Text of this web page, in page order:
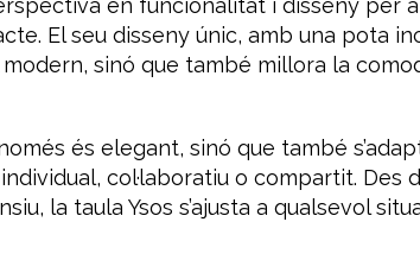
en funcionalitat i disseny per
El seu disseny únic, amb una pota
sinó que també millora la
és elegant, sinó que també
col·laboratiu o compartit. Des
la taula Ysos s’ajusta a qualsevol